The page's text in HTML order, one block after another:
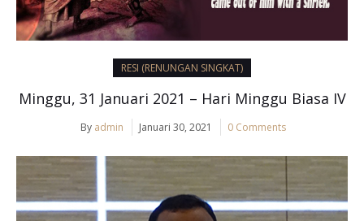
RESI (RENUNGAN SINGKAT)
Minggu, 31 Januari 2021 – Hari Minggu Biasa IV
By admin Januari 30, 2021 0 Comments